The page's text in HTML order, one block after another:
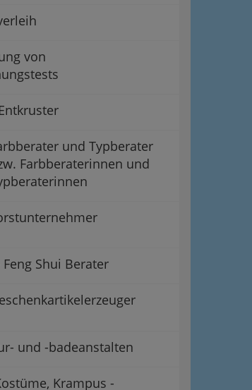
von
und Typberater
Farbberaterinnen und
Shui Berater
und -badeanstalten
Krampus -